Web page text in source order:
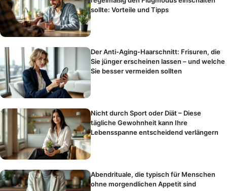
sollte: Vorteile und Tipps
Der Anti-Aging-Haarschnitt: Frisuren, die
Sie jünger erscheinen lassen – und welche
Sie besser vermeiden sollten
Nicht durch Sport oder Diät – Diese
tägliche Gewohnheit kann Ihre
Lebensspanne entscheidend verlängern
Abendrituale, die typisch für Menschen
ohne morgendlichen Appetit sind